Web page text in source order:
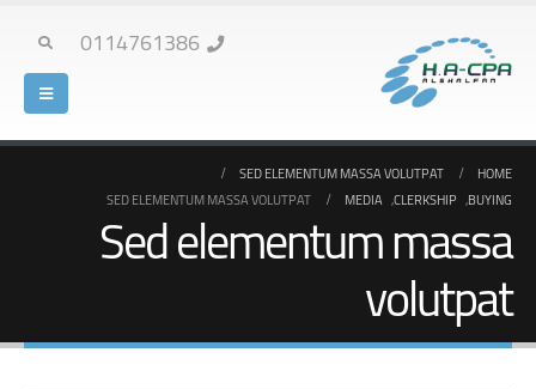
0114761386
HOME
SED ELEMENTUM MASSA VOLUTPAT
BUYING
,
CLERKSHIP
,
MEDIA
SED ELEMENTUM MASSA VOLUTPAT
Sed elementum massa
volutpat